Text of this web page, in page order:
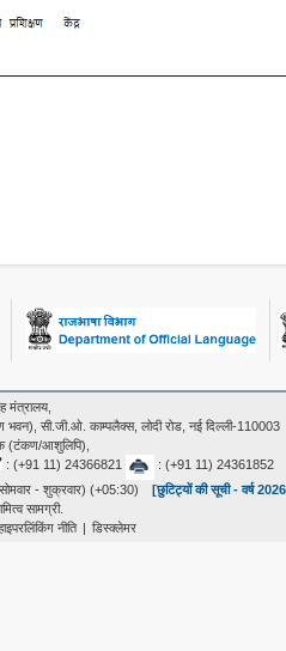
मंत्रालय,
सी.जी.ओ. काम्पलैक्स, लोदी रोड, नई दिल्ली-110003
(टंकण/आशुलिपि),
: (+91 11) 24366821
: (+91 11) 24361852
- शुक्रवार) (+05:30)
[छुटिट्यों की सूची - वर्ष
सामग्री.
नीति डिस्क्लेमर